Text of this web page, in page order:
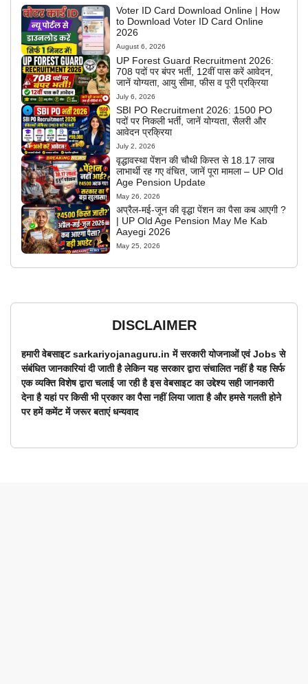
Voter ID Card Download Online | How
to Download Voter ID Card Online
2026
August 6, 2026
UP Forest Guard Recruitment 2026:
708 पदों पर बंपर भर्ती, 12वीं पास करें आवेदन,
जानें योग्यता, आयु सीमा, फीस व पूरी प्रक्रिया
July 6, 2026
SBI PO Recruitment 2026: 1500 PO
पदों पर निकली भर्ती, जानें योग्यता, सैलरी और
आवेदन प्रक्रिया
July 2, 2026
वृद्धावस्था पेंशन की चौथी किस्त से 18.17 लाख
लाभार्थी रह गए वंचित, जानें पूरा मामला – UP Old
Age Pension Update
May 26, 2026
अप्रैल-मई-जून की वृद्धा पेंशन का पैसा कब आएगी ?
| UP Old Age Pension May Me Kab
Aayegi 2026
May 25, 2026
DISCLAIMER
हमारी वेबसाइट sarkariyojanaguru.in में सरकारी योजनाओं एवं Jobs से
संबंधित जानकारियां दी जाती है लेकिन यह सरकार द्वारा संचालित नहीं है यह सिर्फ
एक व्यक्ति विशेष द्वारा चलाई जा रही है इस वेबसाइट का उद्देश्य सही जानकारी
देना है यहां पर किसी भी प्रकार का पैसा नहीं लिया जाता है और हमसे गलती होने
पर हमें कमेंट में जरूर बताएं धन्यवाद